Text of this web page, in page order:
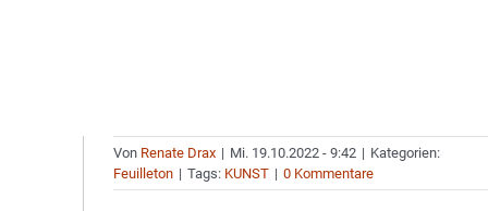
Von Renate Drax | Mi. 19.10.2022 - 9:42 | Kategorien:
Feuilleton | Tags: KUNST | 0 Kommentare